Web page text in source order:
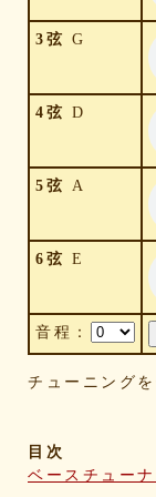
3弦 G
4弦 D
5弦 A
6弦 E
音程：
チューニング
目次
ベースチューナ